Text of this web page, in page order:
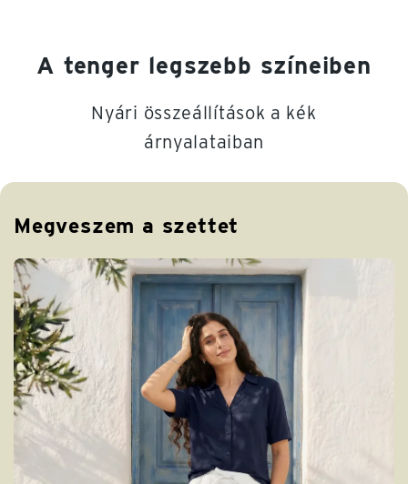
A tenger legszebb színeiben
Nyári összeállítások a kék
árnyalataiban
Megveszem a szettet